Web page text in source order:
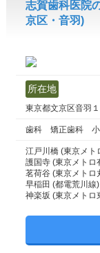
志賀歯科医院
京区・音羽)
所在地
東京都文京区音羽
歯科 矯正歯科 小
江戸川橋 (東京メト
護国寺 (東京メトロ
茗荷谷 (東京メトロ
早稲田 (都電荒川線
神楽坂 (東京メトロ